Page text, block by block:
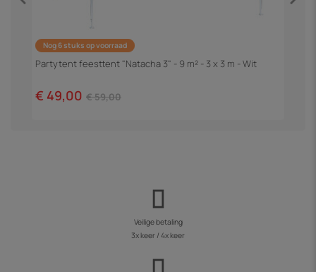
Nog 6 stuks op voorraad
Partytent feesttent "Natacha 3" - 9 m² - 3 x 3 m - Wit
€ 49,00 € 59,00
Veilige betaling
3x keer / 4x keer